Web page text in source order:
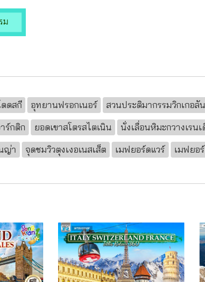
ดสกี อุทยานฟรอกเนอร์ สวนประติมากรรมวิกเกอลั
ร์กติก ยอดเขาสโตรสไตเนิน นั่งเลื่อนหิมะกวางเรน
ญ่า จุดชมวิวตุงเงอเนสเส็ต เมฟยอร์ดแวร์ เมฟยอ